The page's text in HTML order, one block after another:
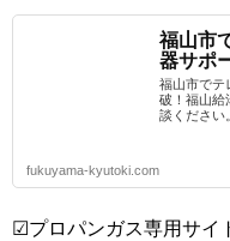
福山市
器サポ
福山市でテ
破！福山給
談ください。
fukuyama-kyutoki.com
☑プロパンガス専用サイ